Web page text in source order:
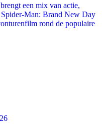
een mix van actie,
Man: Brand New Day
rond de populaire